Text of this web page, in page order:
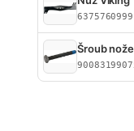
Šroub